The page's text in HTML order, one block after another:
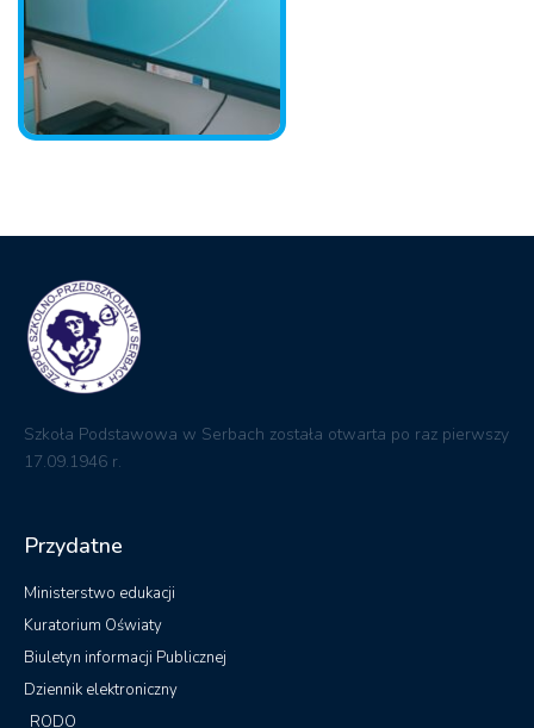
Szkoła Podstawowa w Serbach została otwarta po raz pierwszy
17.09.1946 r.
Przydatne
Ministerstwo edukacji
Kuratorium Oświaty
Biuletyn informacji Publicznej
Dziennik elektroniczny
RODO